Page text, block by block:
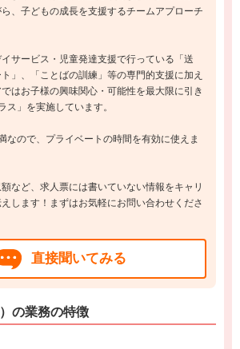
、子どもの成長を支援するチームアプローチ
サービス・児童発達支援で行っている「送
」、「ことばの訓練」等の専門的支援に加え
はお子様の興味関心・可能性を最大限に引き
ス」を実施しています。
ので、プライベートの時間を有効に使えま
など、求人票には書いていない情報をキャリ
します！まずはお気軽にお問い合わせくださ
直接聞いてみる
の業務の特徴